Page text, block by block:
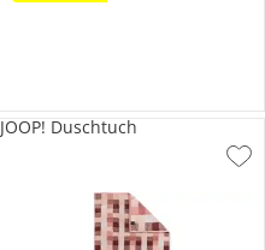
JOOP! Duschtuch